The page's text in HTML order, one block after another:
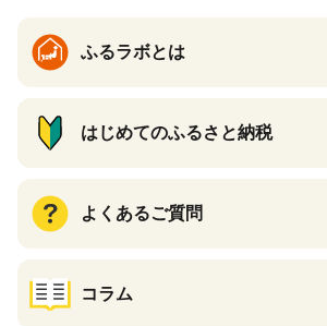
ふるラボとは
はじめてのふるさと納税
よくあるご質問
コラム